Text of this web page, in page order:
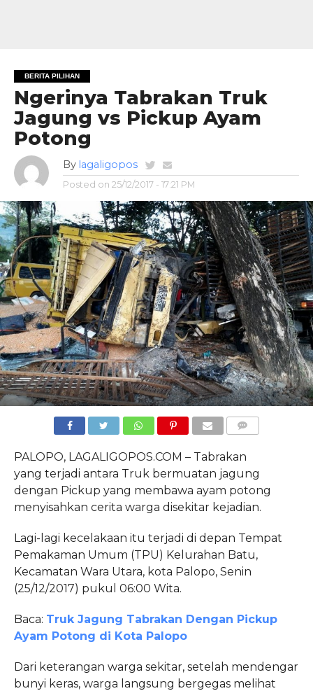
BERITA PILIHAN
Ngerinya Tabrakan Truk
Jagung vs Pickup Ayam
Potong
By lagaligopos
Posted on 25/12/2017 - 17:21 PM
PALOPO, LAGALIGOPOS.COM – Tabrakan
yang terjadi antara Truk bermuatan jagung
dengan Pickup yang membawa ayam potong
menyisahkan cerita warga disekitar kejadian.
Lagi-lagi kecelakaan itu terjadi di depan Tempat
Pemakaman Umum (TPU) Kelurahan Batu,
Kecamatan Wara Utara, kota Palopo, Senin
(25/12/2017) pukul 06:00 Wita.
Baca: Truk Jagung Tabrakan Dengan Pickup
Ayam Potong di Kota Palopo
Dari keterangan warga sekitar, setelah mendengar
bunyi keras, warga langsung bergegas melihat